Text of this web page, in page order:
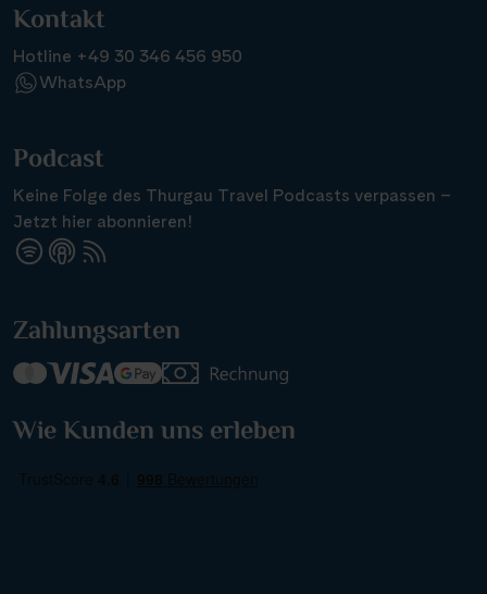
Kontakt
Hotline +49 30 346 456 950
WhatsApp
Podcast
Keine Folge des Thurgau Travel Podcasts verpassen –
Jetzt hier abonnieren!
Zahlungsarten
Wie Kunden uns erleben
Suchen & Buchen
Reisezeitraum